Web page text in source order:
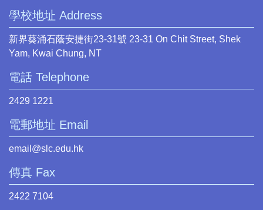
學校地址 Address
新界葵涌石蔭安捷街23-31號 23-31 On Chit Street, Shek
Yam, Kwai Chung, NT
電話 Telephone
2429 1221
電郵地址 Email
email@slc.edu.hk
傳真 Fax
2422 7104